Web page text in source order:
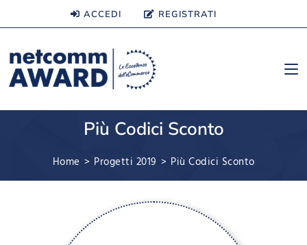
ACCEDI REGISTRATI
Più Codici Sconto
Home > Progetti 2019 > Più Codici Sconto